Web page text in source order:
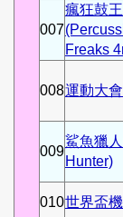
007
瘋狂鼓
Freaks
008運動大會
009
鯊魚獵
Hunter)
010世界盃